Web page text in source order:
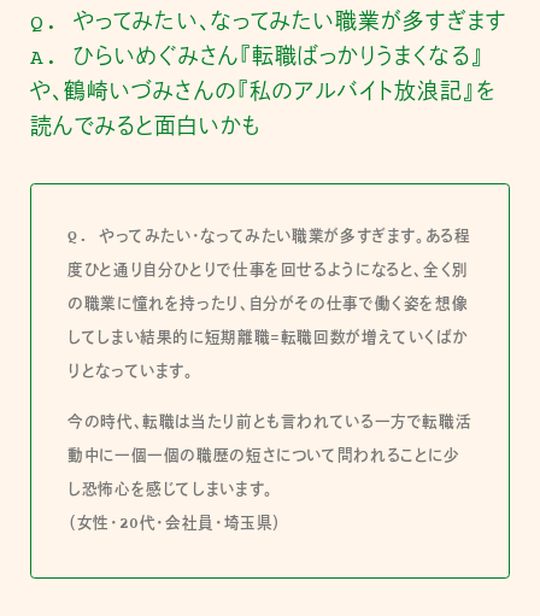
Q. やってみたい、なってみたい職業が多すぎます
A. ひらいめぐみさん『転職ばっかりうまくなる』
や、鶴崎いづみさんの『私のアルバイト放浪記』を
読んでみると面白いかも
Q. やってみたい・なってみたい職業が多すぎます。ある程
度ひと通り自分ひとりで仕事を回せるようになると、全く別
の職業に憧れを持ったり、自分がその仕事で働く姿を想像
してしまい結果的に短期離職=転職回数が増えていくばか
りとなっています。
今の時代、転職は当たり前とも言われている一方で転職活
動中に一個一個の職歴の短さについて問われることに少
し恐怖心を感じてしまいます。
（女性・20代・会社員・埼玉県）